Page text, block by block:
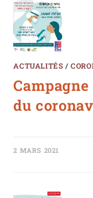
ACTUALITÉS /
du
2 MARS 2021